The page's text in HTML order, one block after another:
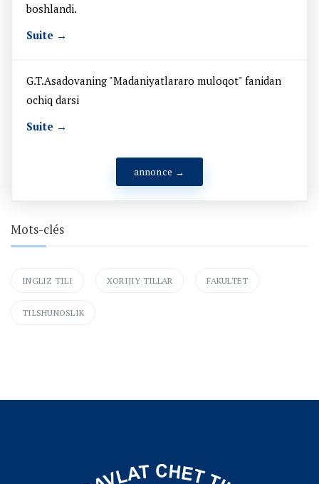
boshlandi.
Suite →
G.T.Asadovaning "Madaniyatlararo muloqot" fanidan
ochiq darsi
Suite →
annonce →
Mots-clés
INGLIZ TILI XORIJIY TILLAR FAKULTET
TILSHUNOSLIK